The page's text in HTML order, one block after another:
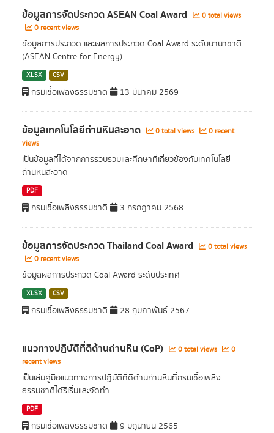
ข้อมูลการจัดประกวด ASEAN Coal Award
0 total views
0 recent views
ข้อมูลการประกวด และผลการประกวด Coal Award ระดับนานาชาติ
(ASEAN Centre for Energy)
XLSX CSV
กรมเชื้อเพลิงธรรมชาติ 13 มีนาคม 2569
ข้อมูลเทคโนโลยีถ่านหินสะอาด 0 total views
0 recent
views
เป็นข้อมูลที่ได้จากการรวบรวมและศึกษาที่เกี่ยวข้องกับเทคโนโลยี
ถ่านหินสะอาด
PDF
กรมเชื้อเพลิงธรรมชาติ 3 กรกฎาคม 2568
ข้อมูลการจัดประกวด Thailand Coal Award
0 total views
0 recent views
ข้อมูลผลการประกวด Coal Award ระดับประเทศ
XLSX CSV
กรมเชื้อเพลิงธรรมชาติ 28 กุมภาพันธ์ 2567
แนวทางปฏิบัติที่ดีด้านถ่านหิน (CoP) 0 total views
0
recent views
เป็นเล่มคู่มือแนวทางการปฏิบัติที่ดีด้านถ่านหินที่กรมเชื้อเพลิง
ธรรมชาติได้ริเริ่มและจัดทำ
PDF
กรมเชื้อเพลิงธรรมชาติ 9 มิถุนายน 2565